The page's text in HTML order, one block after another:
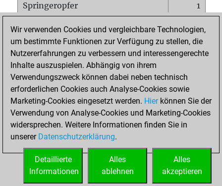
Springeropfer
1
Matt auf vollem Brett
0
Bauer setzt Matt
0
Erstickte Matts
Unterverwandlungen
Türme auf der siebten
1
STARTSEITE
Wir verwenden Cookies und vergleichbare Technologien,
um bestimmte Funktionen zur Verfügung zu stellen, die
Nutzererfahrungen zu verbessern und interessengerechte
Inhalte auszuspielen. Abhängig von ihrem
Verwendungszweck können dabei neben technisch
erforderlichen Cookies auch Analyse-Cookies sowie
Marketing-Cookies eingesetzt werden. Hierkönnen Sie der
Verwendung von Analyse-Cookies und Marketing-Cookies
widersprechen. Weitere Informationen finden Sie in
unserer Datenschutzerklärung.
Alles
akzeptieren
Alles
ablehnen
Detaillierte
Informationen